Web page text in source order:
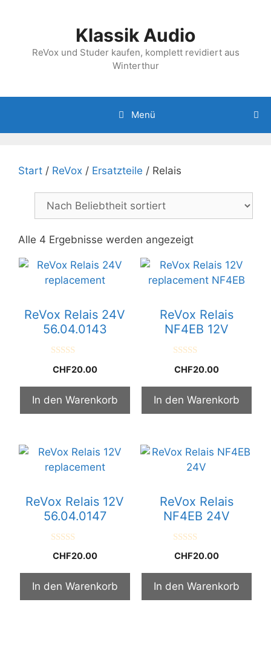
Klassik Audio
ReVox und Studer kaufen, komplett revidiert aus
Winterthur
Menü
Start / ReVox / Ersatzteile / Relais
Alle 4 Ergebnisse werden angezeigtNach
sortiert
ReVox Relais 24V
56.04.0143
v
n
5
CHF20.00
In den Warenkorb
ReVox Relais
NF4EB 12V
v
n
5
CHF20.00
In den Warenkorb
ReVox Relais 12V
56.04.0147
v
n
5
CHF20.00
In den Warenkorb
ReVox Relais
NF4EB 24V
v
n
5
CHF20.00
In den Warenkorb